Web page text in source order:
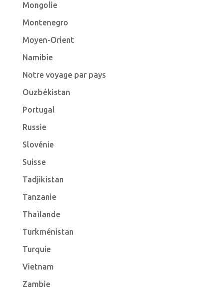
Mongolie
Montenegro
Moyen-Orient
Namibie
Notre voyage par pays
Ouzbékistan
Portugal
Russie
Slovénie
Suisse
Tadjikistan
Tanzanie
Thaïlande
Turkménistan
Turquie
Vietnam
Zambie